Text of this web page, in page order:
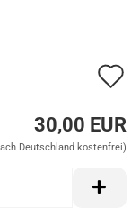
30,00 EUR